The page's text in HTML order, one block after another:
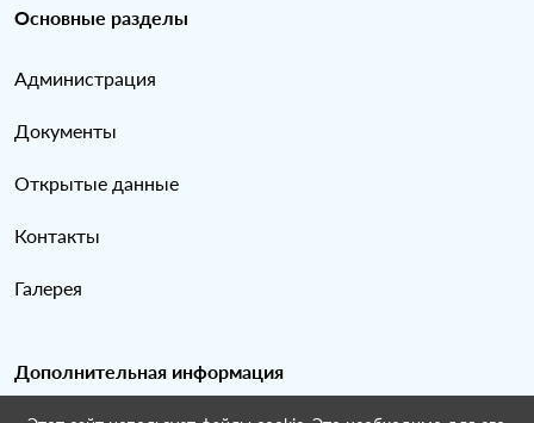
Основные разделы
Администрация
Документы
Открытые данные
Контакты
Галерея
Дополнительная информация